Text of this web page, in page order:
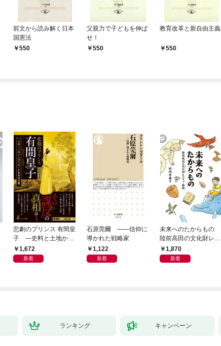
前文から読み解く日本
国憲法
550
父親力で子どもを伸ば
せ！
550
教育改革と新自由主義
550
悲劇のプリンス 有間皇
子 ―史料と土地から
読み直す十九年の生涯
1,672
新着
石原莞爾 ――信仰に
導かれた戦略家
1,122
新着
未来へのたからもの
陸前高田の文化財レス
キュー物語
1,870
新着
ランキング キャンペーン